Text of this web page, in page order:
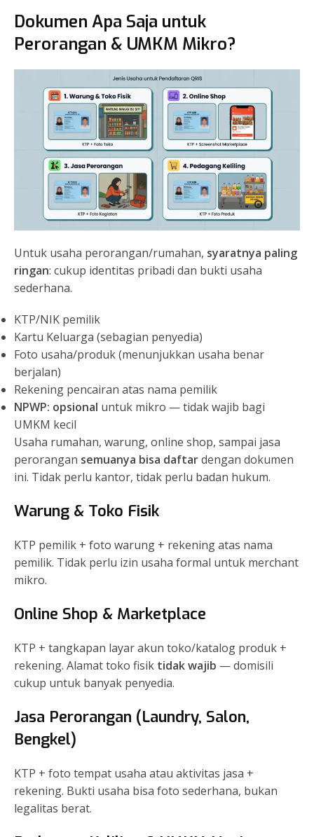
Dokumen Apa Saja untuk
Perorangan & UMKM Mikro?
Untuk usaha perorangan/rumahan, syaratnya paling
ringan: cukup identitas pribadi dan bukti usaha
sederhana.
KTP/NIK pemilik
Kartu Keluarga (sebagian penyedia)
Foto usaha/produk (menunjukkan usaha benar
berjalan)
Rekening pencairan atas nama pemilik
NPWP: opsional untuk mikro — tidak wajib bagi
UMKM kecil
Usaha rumahan, warung, online shop, sampai jasa
perorangan semuanya bisa daftardengan dokumen
ini. Tidak perlu kantor, tidak perlu badan hukum.
Warung & Toko Fisik
KTP pemilik + foto warung + rekening atas nama
pemilik. Tidak perlu izin usaha formal untuk merchant
mikro.
Online Shop & Marketplace
KTP + tangkapan layar akun toko/katalog produk +
rekening. Alamat toko fisik tidak wajib — domisili
cukup untuk banyak penyedia.
Jasa Perorangan (Laundry, Salon,
Bengkel)
KTP + foto tempat usaha atau aktivitas jasa +
rekening. Bukti usaha bisa foto sederhana, bukan
legalitas berat.